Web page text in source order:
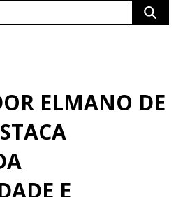
ELMANO DE
E